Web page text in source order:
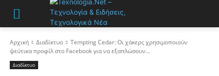
Αρχική Διαδίκτυο
Tempting Cedar: Οι χάκερς χρησιμοποιούν
ψεύτικα προφίλ στο Facebook για να εξαπλώσουν...
Διαδίκτυο